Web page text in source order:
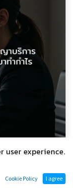
กำลัง
ยไม่รู้ตัว
user experience.
Cookie Policy I agree